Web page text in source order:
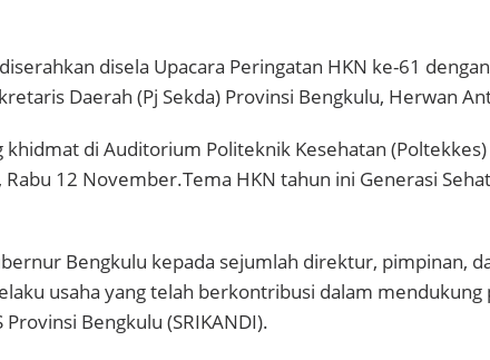
disela Upacara Peringatan HKN ke-61
Daerah (Pj Sekda) Provinsi Bengkulu, Herwan
khidmat di Auditorium Politeknik Kesehatan
12 November.Tema HKN tahun ini Generasi
Bengkulu kepada sejumlah direktur, pimpinan,
usaha yang telah berkontribusi dalam mendukung
Provinsi Bengkulu (SRIKANDI).